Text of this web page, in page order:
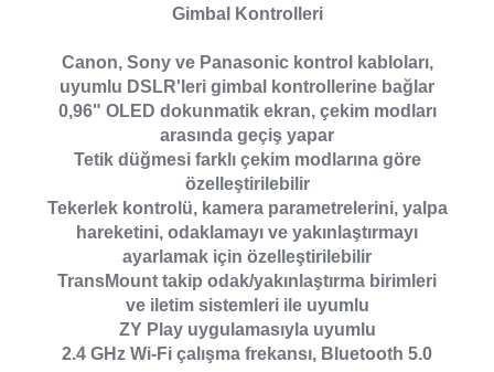
Gimbal Kontrolleri
Canon, Sony ve Panasonic kontrol kabloları,
uyumlu DSLR'leri gimbal kontrollerine bağlar
0,96" OLED dokunmatik ekran, çekim modları
arasında geçiş yapar
Tetik düğmesi farklı çekim modlarına göre
özelleştirilebilir
Tekerlek kontrolü, kamera parametrelerini, yalpa
hareketini, odaklamayı ve yakınlaştırmayı
ayarlamak için özelleştirilebilir
TransMount takip odak/yakınlaştırma birimleri
ve iletim sistemleri ile uyumlu
ZY Play uygulamasıyla uyumlu
2.4 GHz Wi-Fi çalışma frekansı, Bluetooth 5.0